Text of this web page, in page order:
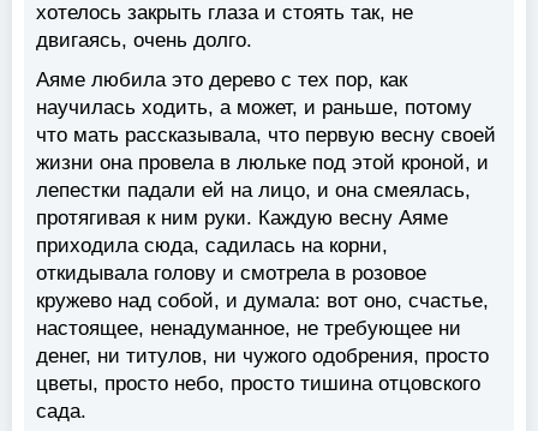
хотелось закрыть глаза и стоять так, не
двигаясь, очень долго.
Аяме любила это дерево с тех пор, как
научилась ходить, а может, и раньше, потому
что мать рассказывала, что первую весну своей
жизни она провела в люльке под этой кроной, и
лепестки падали ей на лицо, и она смеялась,
протягивая к ним руки. Каждую весну Аяме
приходила сюда, садилась на корни,
откидывала голову и смотрела в розовое
кружево над собой, и думала: вот оно, счастье,
настоящее, ненадуманное, не требующее ни
денег, ни титулов, ни чужого одобрения, просто
цветы, просто небо, просто тишина отцовского
сада.